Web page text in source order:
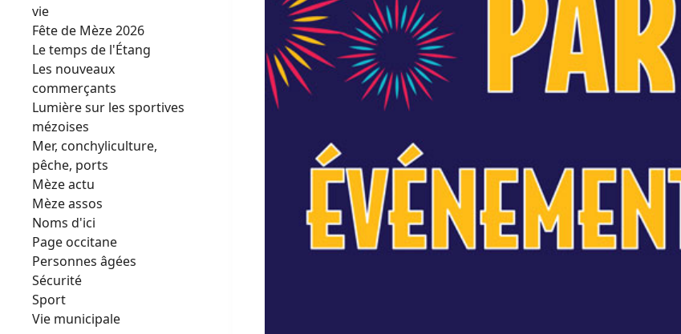
vie
Fête de Mèze 2026
Le temps de l'Étang
Les nouveaux
commerçants
Lumière sur les sportives
mézoises
Mer, conchyliculture,
pêche, ports
Mèze actu
Mèze assos
Noms d'ici
Page occitane
Personnes âgées
Sécurité
Sport
Vie municipale